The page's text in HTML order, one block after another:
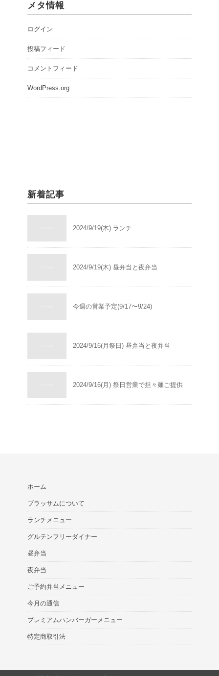
メタ情報
ログイン
投稿フィード
コメントフィード
WordPress.org
新着記事
2024/9/19(木) ランチ
2024/9/19(木) 昼弁当と夜弁当
今週の営業予定(9/17〜9/24)
2024/9/16(月祭日) 昼弁当と夜弁当
2024/9/16(月) 祭日営業で担々麺ご提供
ホーム
ブラッサムについて
ランチメニュー
グルテンフリーダイナー
昼弁当
夜弁当
ご予約弁当メニュー
今月の通信
プレミアムハンバーガーメニュー
特定商取引法